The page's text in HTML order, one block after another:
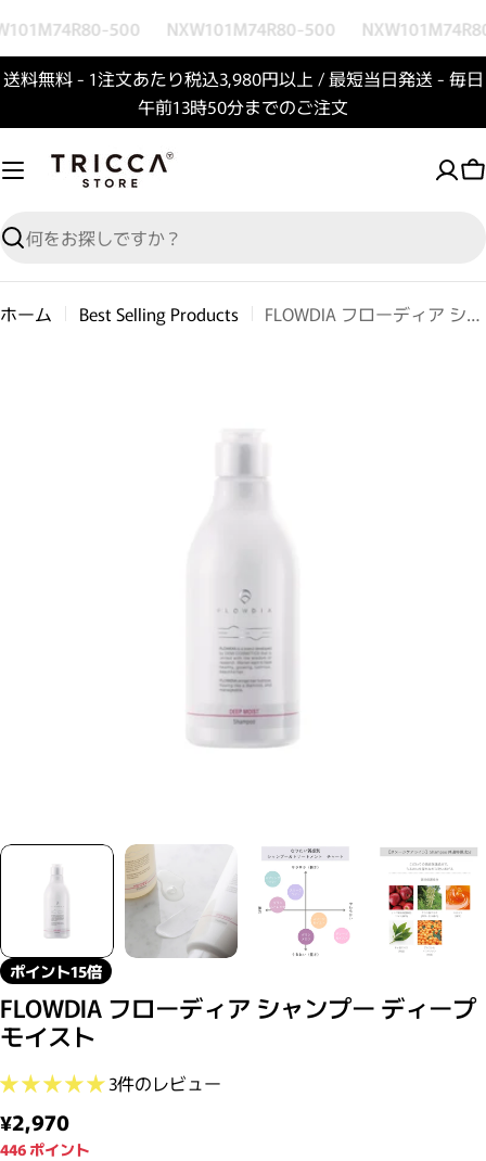
500 NXW101M74R80-500
送料無料 - 1注文あたり税込3,980円以上 / 最短当日発送 - 毎日
午前13時50分までのご注文
検索
ホーム Best Selling Products
FLOWDIA フローディア シャンプー ディープモイスト
ポイント15倍
FLOWDIA フローディア シャンプー ディープ
モイスト
3件のレビュー
通常価格
¥2,970
446ポイント